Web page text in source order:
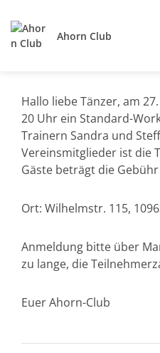
Ahorn Club
Hallo liebe Tänzer, am
20 Uhr ein Standard-
Trainern Sandra und
Vereinsmitglieder ist die
Gäste beträgt die
Ort: Wilhelmstr. 115,
Anmeldung bitte über
zu lange, die
Euer Ahorn-Club